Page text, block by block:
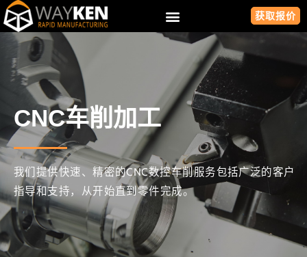
获取报价
CNC车削加工
我们提供快速、精密的CNC数控车削服务包括广泛的客户
指导和支持，从开始直到零件完成。